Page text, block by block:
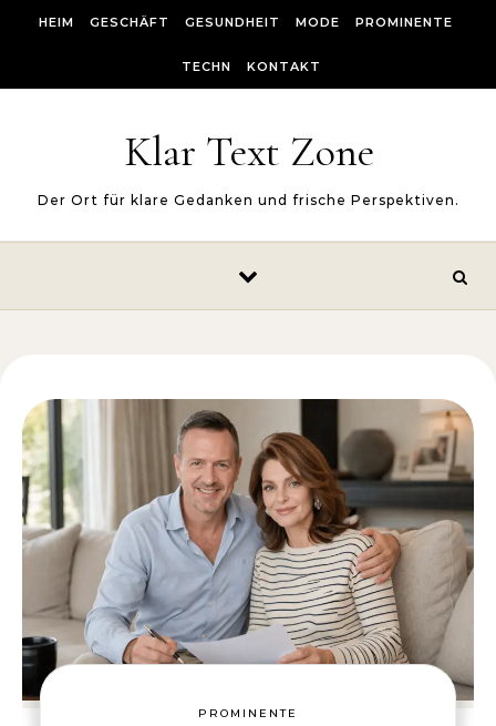
HEIM GESCHÄFT GESUNDHEIT MODE PROMINENTE
TECHN KONTAKT
Klar Text Zone
Der Ort für klare Gedanken und frische Perspektiven.
PROMINENTE